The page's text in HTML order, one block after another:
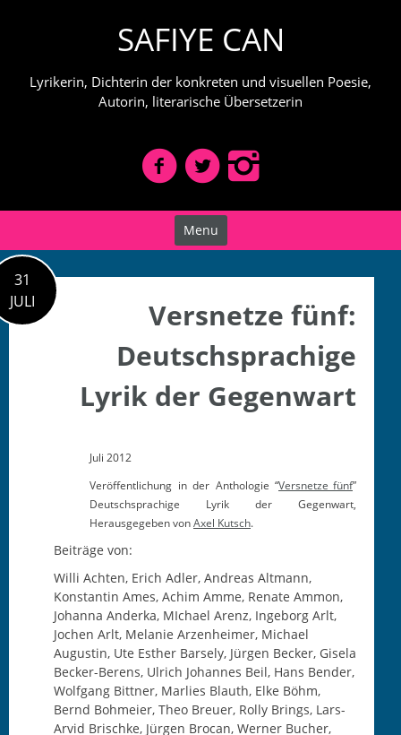
SAFIYE CAN
Lyrikerin, Dichterin der konkreten und visuellen Poesie,
Autorin, literarische Übersetzerin
Menu
31
JULI
Versnetze fünf:
Deutschsprachige
Lyrik der Gegenwart
Juli 2012
Veröffentlichung in der Anthologie “Versnetze_fünf”
Deutschsprachige Lyrik der Gegenwart,
Herausgegeben vonAxel Kutsch.
Beiträge von:
Willi Achten, Erich Adler, Andreas Altmann,
Konstantin Ames, Achim Amme, Renate Ammon,
Johanna Anderka, MIchael Arenz, Ingeborg Arlt,
Jochen Arlt, Melanie Arzenheimer, Michael
Augustin, Ute Esther Barsely, Jürgen Becker, Gisela
Becker-Berens, Ulrich Johannes Beil, Hans Bender,
Wolfgang Bittner, Marlies Blauth, Elke Böhm,
Bernd Bohmeier, Theo Breuer, Rolly Brings, Lars-
Arvid Brischke, Jürgen Brocan, Werner Bucher,